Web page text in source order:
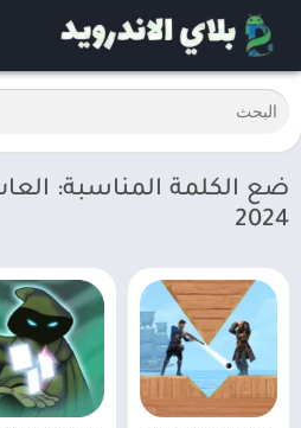
ضع الكلمة المناسبة:
2024